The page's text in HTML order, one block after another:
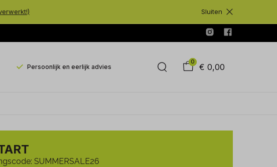
Sluiten
Persoonlijk en eerlijk advies
0
€ 0,00
SUMMERSALE26